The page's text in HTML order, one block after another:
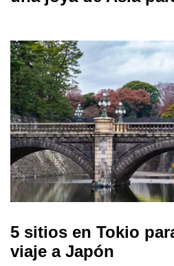
5 sitios en Tokio
viaje a Japón